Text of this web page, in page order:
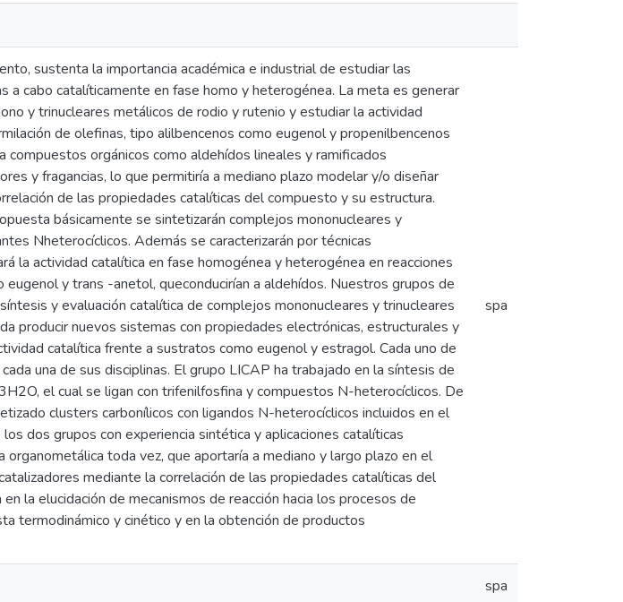
sustenta la importancia académica e industrial de estudiar las
a cabo catalíticamente en fase homo y heterogénea. La meta es generar
y trinucleares metálicos de rodio y rutenio y estudiar la actividad
de olefinas, tipo alilbencenos como eugenol y propenilbencenos
compuestos orgánicos como aldehídos lineales y ramificados
y fragancias, lo que permitiría a mediano plazo modelar y/o diseñar
de las propiedades catalíticas del compuesto y su estructura.
básicamente se sintetizarán complejos mononucleares y
Nheterocíclicos. Además se caracterizarán por técnicas
la actividad catalítica en fase homogénea y heterogénea en reacciones
y trans -anetol, queconducirían a aldehídos. Nuestros grupos de
y evaluación catalítica de complejos mononucleares y trinucleares
producir nuevos sistemas con propiedades electrónicas, estructurales y
catalítica frente a sustratos como eugenol y estragol. Cada uno de
una de sus disciplinas. El grupo LICAP ha trabajado en la síntesis de
el cual se ligan con trifenilfosfina y compuestos N-heterocíclicos. De
clusters carbonílicos con ligandos N-heterocíclicos incluidos en el
dos grupos con experiencia sintética y aplicaciones catalíticas
organometálica toda vez, que aportaría a mediano y largo plazo en el
mediante la correlación de las propiedades catalíticas del
la elucidación de mecanismos de reacción hacia los procesos de
termodinámico y cinético y en la obtención de productos
spa
spa